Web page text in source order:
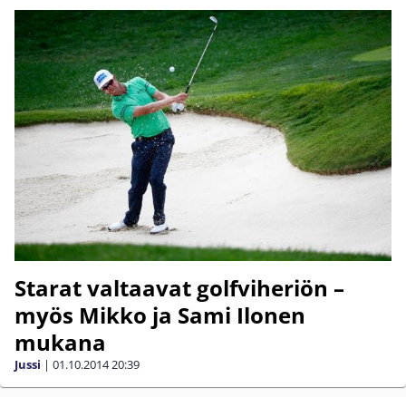
Starat valtaavat golfviheriön –
myös Mikko ja Sami Ilonen
mukana
Jussi | 01.10.201420:39